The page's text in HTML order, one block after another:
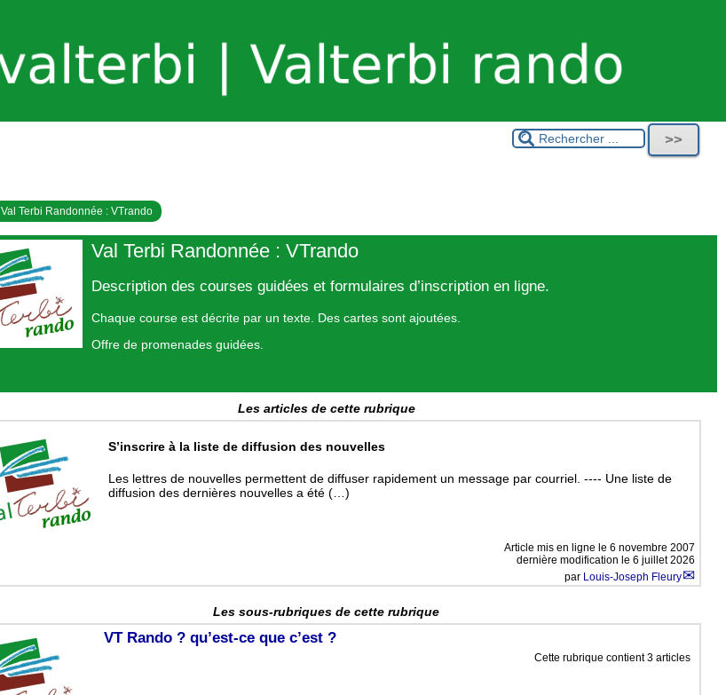
Val Terbi Randonnée : VTrando
Val Terbi Randonnée : VTrando
Description des courses guidées et formulaires d’inscription en ligne.
Chaque course est décrite par un texte. Des cartes sont ajoutées.
Offre de promenades guidées.
Les articles de cette rubrique
S’inscrire à la liste de diffusion des nouvelles
Les lettres de nouvelles permettent de diffuser rapidement un message par courriel. ---- Une liste de
diffusion des dernières nouvelles a été (…)
Article mis en ligne le6 novembre 2007
dernière modification le 6 juillet 2026
par Louis-Joseph Fleury
Les sous-rubriques de cette rubrique
VT Rando ? qu’est-ce que c’est ?
Cette rubrique contient 3 articles